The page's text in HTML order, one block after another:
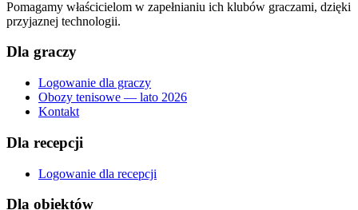
Pomagamy właścicielom w zapełnianiu ich klubów graczami, dzięki
przyjaznej technologii.
Dla graczy
Logowanie dla graczy
Obozy tenisowe — lato 2026
Kontakt
Dla recepcji
Logowanie dla recepcji
Dla obiektów